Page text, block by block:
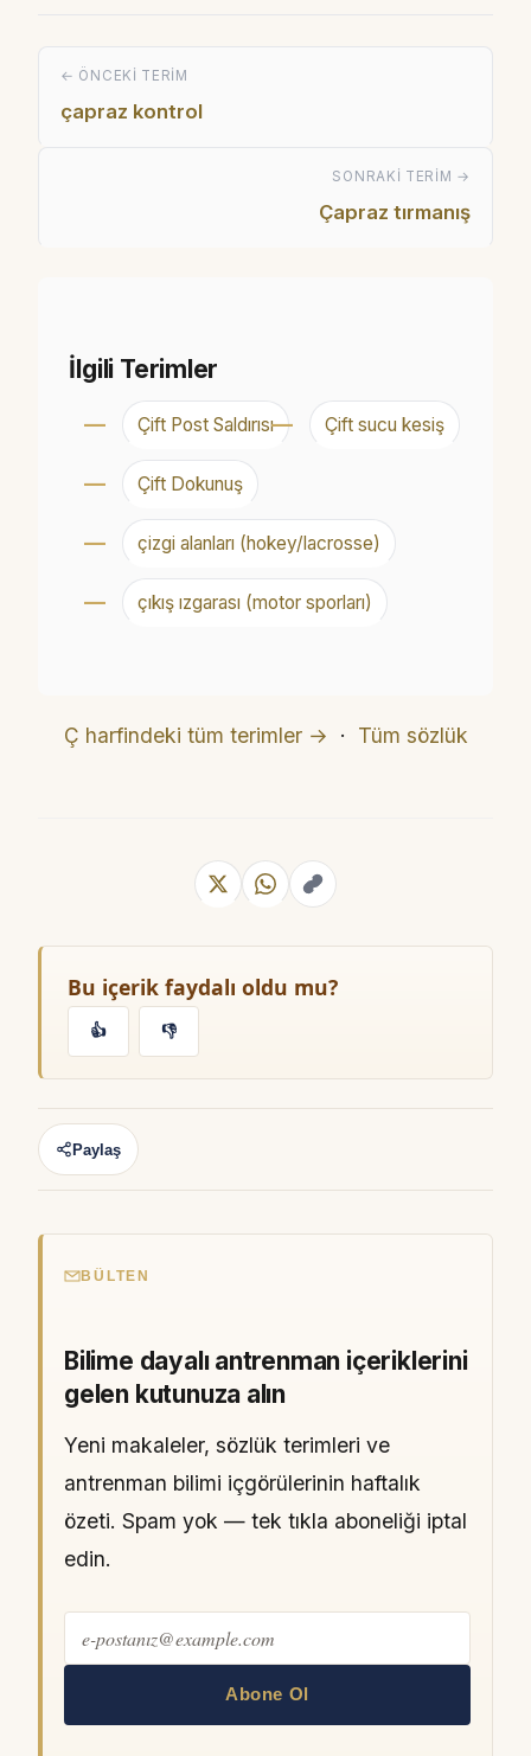
← ÖNCEKI TERIM
çapraz kontrol
SONRAKI TERIM →
Çapraz tırmanış
İlgili Terimler
Çift Post Saldırısı Çift sucu kesiş
Çift Dokunuş
çizgi alanları (hokey/lacrosse)
çıkış ızgarası (motor sporları)
Ç harfindeki tüm terimler → · Tüm sözlük
Bu içerik faydalı oldu mu?
👍 👎
Paylaş
BÜLTEN
Bilime dayalı antrenman içeriklerini
gelen kutunuza alın
Yeni makaleler, sözlük terimleri ve
antrenman bilimi içgörülerinin haftalık
özeti. Spam yok — tek tıkla aboneliği iptal
edin.
Abone Ol